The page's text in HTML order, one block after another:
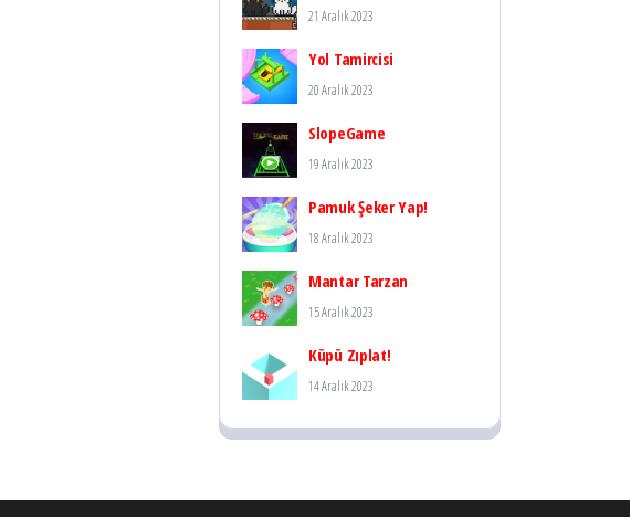
21 Aralık 2023
Yol Tamircisi
20 Aralık 2023
SlopeGame
19 Aralık 2023
Pamuk Şeker Yap!
18 Aralık 2023
Mantar Tarzan
15 Aralık 2023
Küpü Zıplat!
14 Aralık 2023